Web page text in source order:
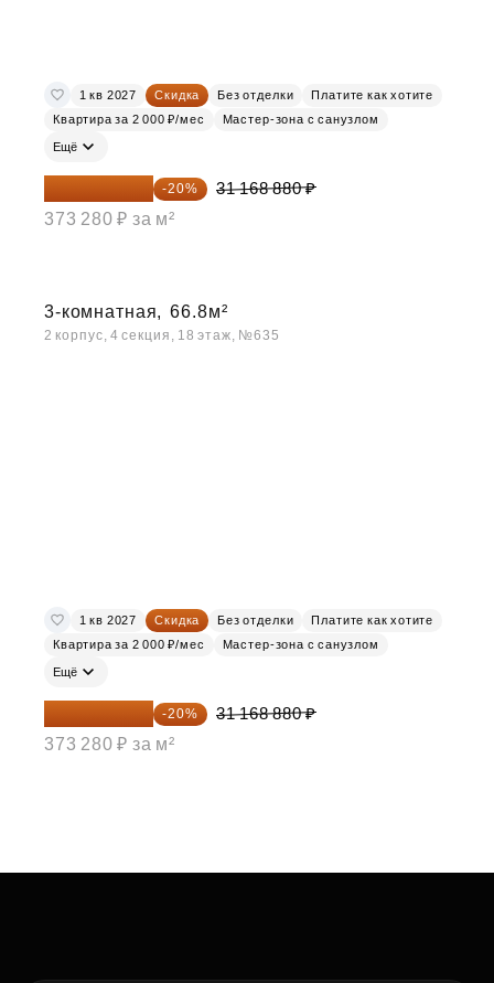
1 кв 2027 Скидка Без отделки
Платите как хотите
Квартира за 2 000 ₽/мес
Мастер-зона с санузлом
Ещё
24 935 104 ₽ -20%
31 168 880 ₽
373 280 ₽ за м²
3-комнатная, 66.8м²
2 корпус, 4 секция, 18 этаж, №635
1 кв 2027 Скидка Без отделки
Платите как хотите
Квартира за 2 000 ₽/мес
Мастер-зона с санузлом
Ещё
24 935 104 ₽ -20%
31 168 880 ₽
373 280 ₽ за м²